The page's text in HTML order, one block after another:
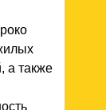
а также